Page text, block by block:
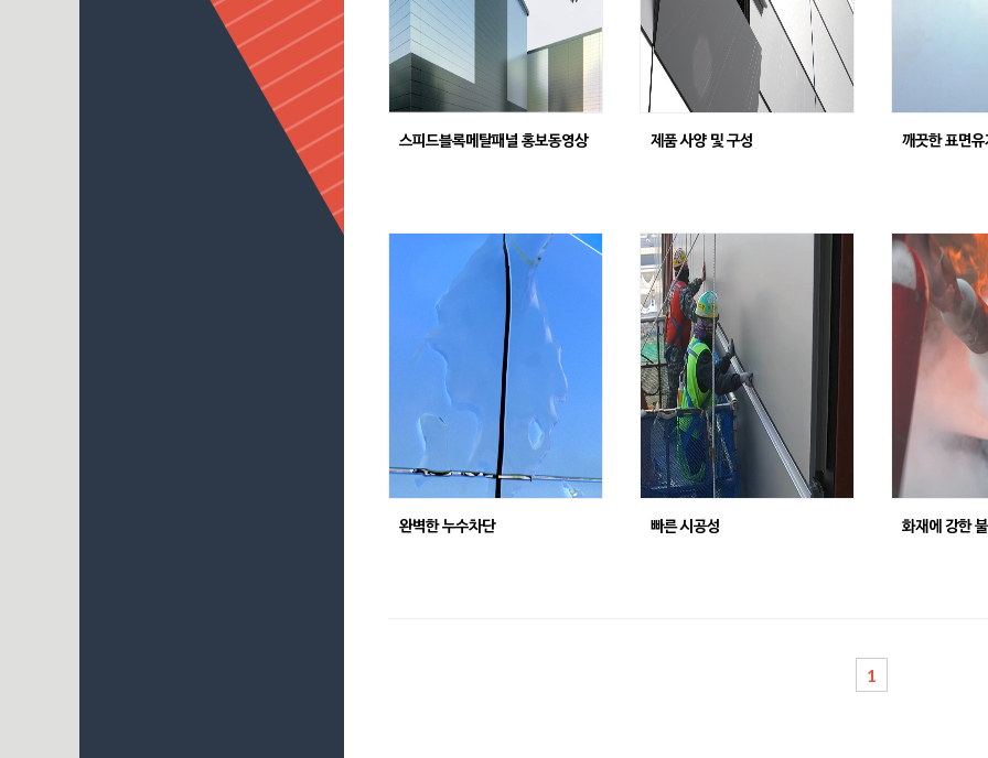
스피드블록메탈패널 홍보동영상 제품 사양 및 구성 깨끗한 표면유
완벽한 누수차단 빠른 시공성 화재에 강한
1